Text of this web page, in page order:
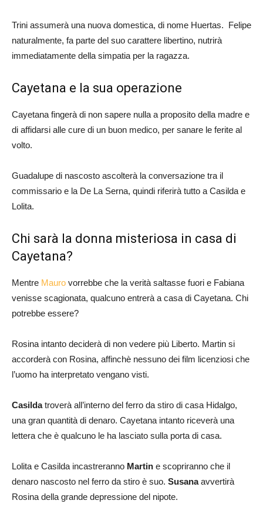
Trini assumerà una nuova domestica, di nome Huertas. Felipe
naturalmente, fa parte del suo carattere libertino, nutrirà
immediatamente della simpatia per la ragazza.
Cayetana e la sua operazione
Cayetana fingerà di non sapere nulla a proposito della madre e
di affidarsi alle cure di un buon medico, per sanare le ferite al
volto.
Guadalupe di nascosto ascolterà la conversazione tra il
commissario e la De La Serna, quindi riferirà tutto a Casilda e
Lolita.
Chi sarà la donna misteriosa in casa di
Cayetana?
Mentre Mauro vorrebbe che la verità saltasse fuori e Fabiana
venisse scagionata, qualcuno entrerà a casa di Cayetana. Chi
potrebbe essere?
Rosina intanto deciderà di non vedere più Liberto. Martin si
accorderà con Rosina, affinchè nessuno dei film licenziosi che
l’uomo ha interpretato vengano visti.
Casildatroverà all’interno del ferro da stiro di casa Hidalgo,
una gran quantità di denaro. Cayetana intanto riceverà una
lettera che è qualcuno le ha lasciato sulla porta di casa.
Lolita e Casilda incastreranno Martin e scopriranno che il
denaro nascosto nel ferro da stiro è suo. Susanaavvertirà
Rosina della grande depressione del nipote.